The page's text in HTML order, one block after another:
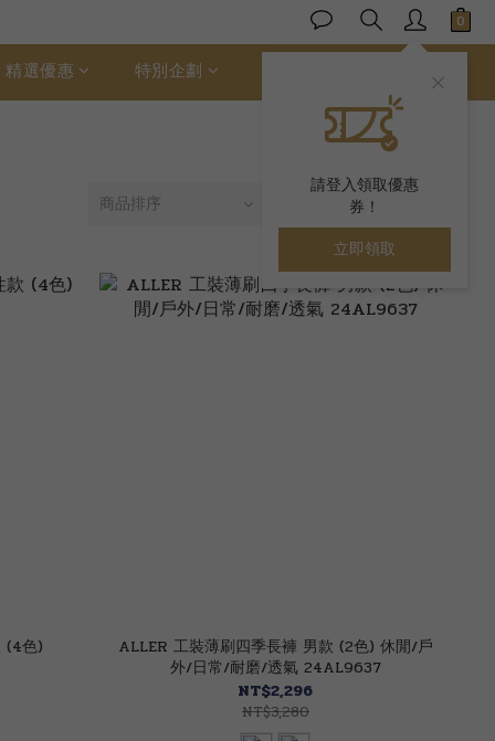
請登入領取優惠
券！
立即領取
精選優惠 特別企劃
商品排序 每頁顯示 24 個
(4色)
ALLER 工裝薄刷四季長褲 男款 (2色) 休閒/戶
外/日常/耐磨/透氣 24AL9637
NT$2,296
NT$3,280